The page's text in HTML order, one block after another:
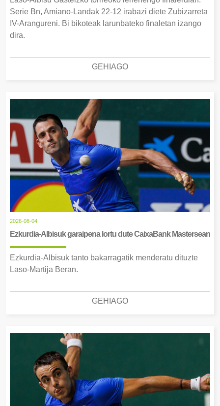
Serie Bn, Amiano-Landak 22-12 irabazi diete Zubizarreta
IV-Arangureni. Bi bikoteak larunbateko finaletan izango
dira.
GEHIAGO
2026-08-04
Ezkurdia-Albisuk garaipena lortu dute CaixaBank Mastersean
Ezkurdia-Albisuk tanto bakarragatik menderatu dituzte
Laso-Martija Beran.
GEHIAGO